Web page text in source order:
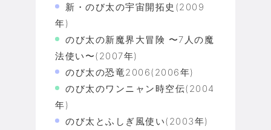
新・のび太の宇宙開拓史(2009
年)
のび太の新魔界大冒険 〜7人の魔
法使い〜(2007年)
のび太の恐竜2006(2006年)
のび太のワンニャン時空伝(2004
年)
のび太とふしぎ風使い(2003年)